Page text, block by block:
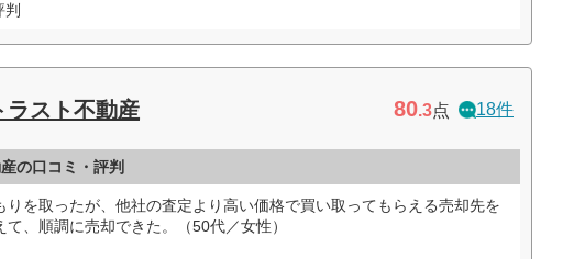
ラスト不動産 80.3点 18件
の口コミ・評判
りを取ったが、他社の査定より高い価格で買い取ってもらえる売却先を
て、順調に売却できた。（50代／女性）